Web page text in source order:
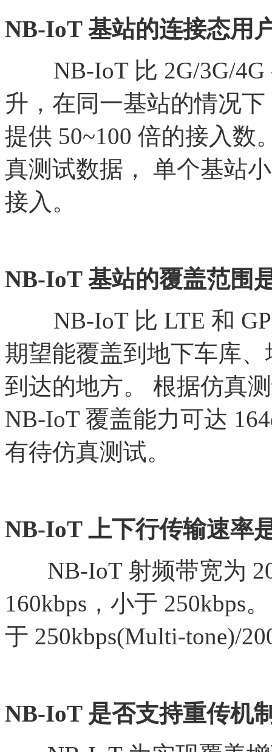
NB-IoT 基站的连接态用
NB-IoT 比 2G/3G/4G
升，在同一基站的情况
提供 50~100 倍的接入数
真测试数据， 单个基站
接入。
NB-IoT 基站的覆盖范围
NB-IoT 比 LTE 和
期望能覆盖到地下车库
到达的地方。 根据仿真
NB-IoT 覆盖能力可达
有待仿真测试。
NB-IoT 上下行传输速率
NB-IoT 射频带宽为
160kbps，小于 250kbps
于 250kbps(Multi-tone)/
NB-IoT 是否支持重传机